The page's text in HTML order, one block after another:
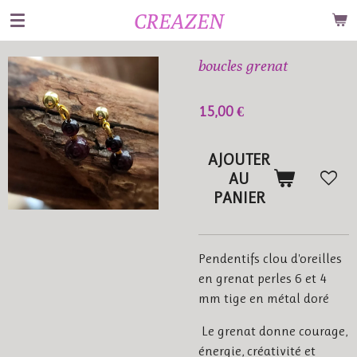
Passer
au
contenu
principal
CREAZEN
boucles grenat
15,00 €
AJOUTER
AU
PANIER
Pendentifs clou d'oreilles
en grenat perles 6 et 4
mm tige en métal doré
Le grenat donne courage,
énergie, créativité et